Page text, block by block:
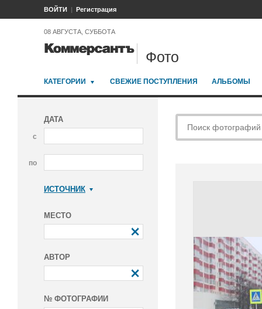
ВОЙТИ Регистрация
08 АВГУСТА, СУББОТА
Фото
КАТЕГОРИИ СВЕЖИЕ ПОСТУПЛЕНИЯ АЛЬБОМЫ
ДАТА
с
по
ИСТОЧНИК
МЕСТО
АВТОР
№ ФОТОГРАФИИ